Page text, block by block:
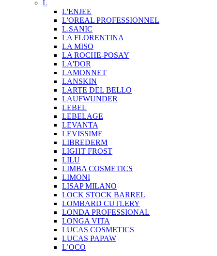
L
L'ENJEE
L'OREAL PROFESSIONNEL
L.SANIC
LA FLORENTINA
LA MISO
LA ROCHE-POSAY
LA'DOR
LAMONNET
LANSKIN
LARTE DEL BELLO
LAUFWUNDER
LEBEL
LEBELAGE
LEVANTA
LEVISSIME
LIBREDERM
LIGHT FROST
LILU
LIMBA COSMETICS
LIMONI
LISAP MILANO
LOCK STOCK BARREL
LOMBARD CUTLERY
LONDA PROFESSIONAL
LONGA VITA
LUCAS COSMETICS
LUCAS PAPAW
L’OCO